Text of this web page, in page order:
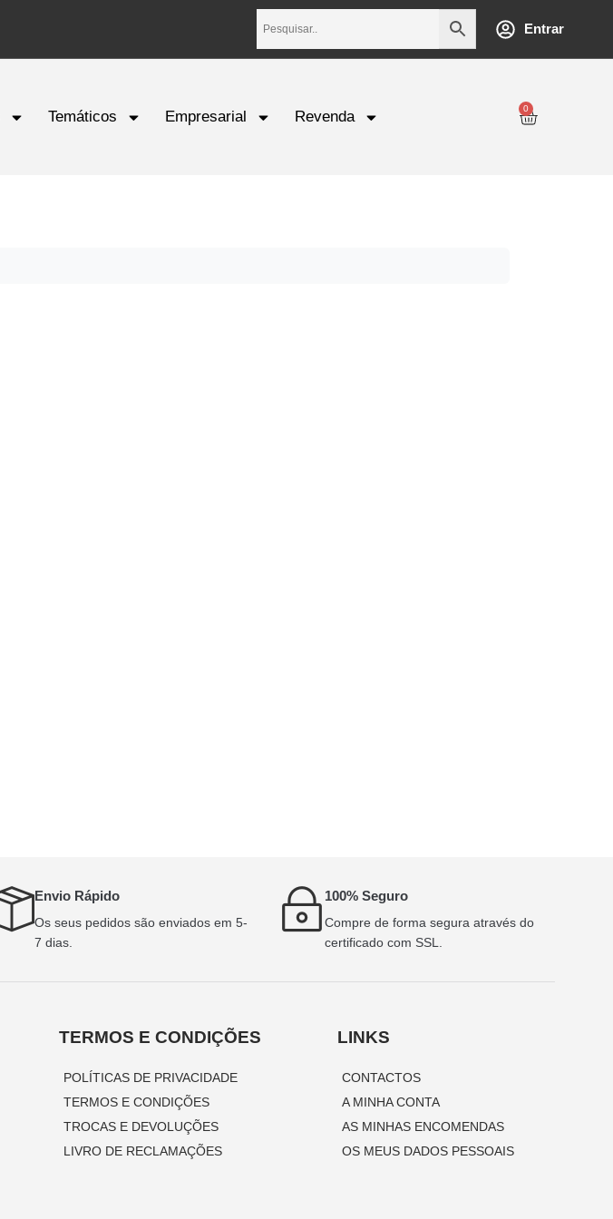
Entrar
Temáticos Empresarial Revenda 0
Envio Rápido
Os seus pedidos são enviados em 5-
7 dias.
100% Seguro
Compre de forma segura através do
certificado com SSL.
TERMOS E CONDIÇÕES
POLÍTICAS DE PRIVACIDADE
TERMOS E CONDIÇÕES
TROCAS E DEVOLUÇÕES
LIVRO DE RECLAMAÇÕES
LINKS
CONTACTOS
A MINHA CONTA
AS MINHAS ENCOMENDAS
OS MEUS DADOS PESSOAIS